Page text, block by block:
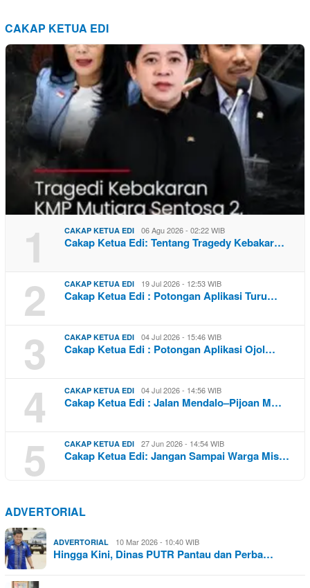
CAKAP KETUA EDI
1 CAKAP KETUA EDI 06 Agu 2026 - 02:22 WIB
Cakap Ketua Edi: Tentang Tragedy Kebakar…
2 CAKAP KETUA EDI 19 Jul 2026 - 12:53 WIB
Cakap Ketua Edi : Potongan Aplikasi Turu…
3 CAKAP KETUA EDI 04 Jul 2026 - 15:46 WIB
Cakap Ketua Edi : Potongan Aplikasi Ojol…
4 CAKAP KETUA EDI 04 Jul 2026 - 14:56 WIB
Cakap Ketua Edi : Jalan Mendalo–Pijoan M…
5 CAKAP KETUA EDI 27 Jun 2026 - 14:54 WIB
Cakap Ketua Edi: Jangan Sampai Warga Mis…
ADVERTORIAL
ADVERTORIAL 10 Mar 2026 - 10:40 WIB
Hingga Kini, Dinas PUTR Pantau dan Perba…